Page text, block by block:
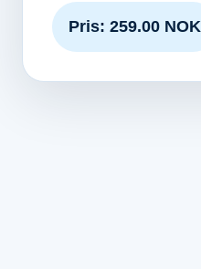
Pris: 259.00 NOK